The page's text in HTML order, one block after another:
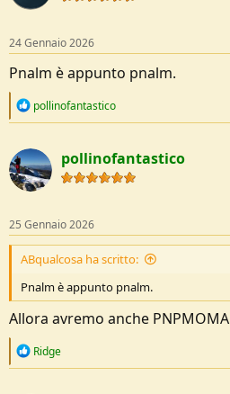
24 Gennaio 2026
Pnalm è appunto pnalm.
R
c
t
i
o
s
:
pollinofantastico
pollinofantastico
25 Gennaio 2026
ABqualcosa ha scritto:
Pnalm è appunto pnalm.
Allora avremo anche PNPMOMA
R
Ridge